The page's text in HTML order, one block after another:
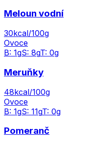
Meloun vodní
30kcal/100g
Ovoce
B: 1gS: 8gT: 0g
Meruňky
48kcal/100g
Ovoce
B: 1gS: 11gT: 0g
Pomeranč